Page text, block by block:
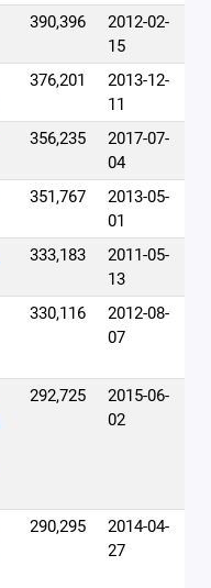
390,396
2012-02-
15
376,201
2013-12-
11
356,235
2017-07-
04
351,767
2013-05-
01
333,183
2011-05-
13
330,116
2012-08-
07
292,725
2015-06-
02
290,295
2014-04-
27